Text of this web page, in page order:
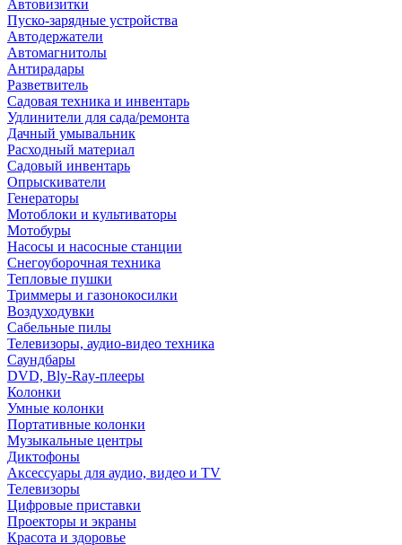
Автовизитки
Пуско-зарядные устройства
Автодержатели
Автомагнитолы
Антирадары
Разветвитель
Садовая техника и инвентарь
Удлинители для сада/ремонта
Дачный умывальник
Расходный материал
Садовый инвентарь
Опрыскиватели
Генераторы
Мотоблоки и культиваторы
Мотобуры
Насосы и насосные станции
Снегоуборочная техника
Тепловые пушки
Триммеры и газонокосилки
Воздуходувки
Сабельные пилы
Телевизоры, аудио-видео техника
Саундбары
DVD, Bly-Ray-плееры
Колонки
Умные колонки
Портативные колонки
Музыкальные центры
Диктофоны
Аксессуары для аудио, видео и TV
Телевизоры
Цифровые приставки
Проекторы и экраны
Красота и здоровье